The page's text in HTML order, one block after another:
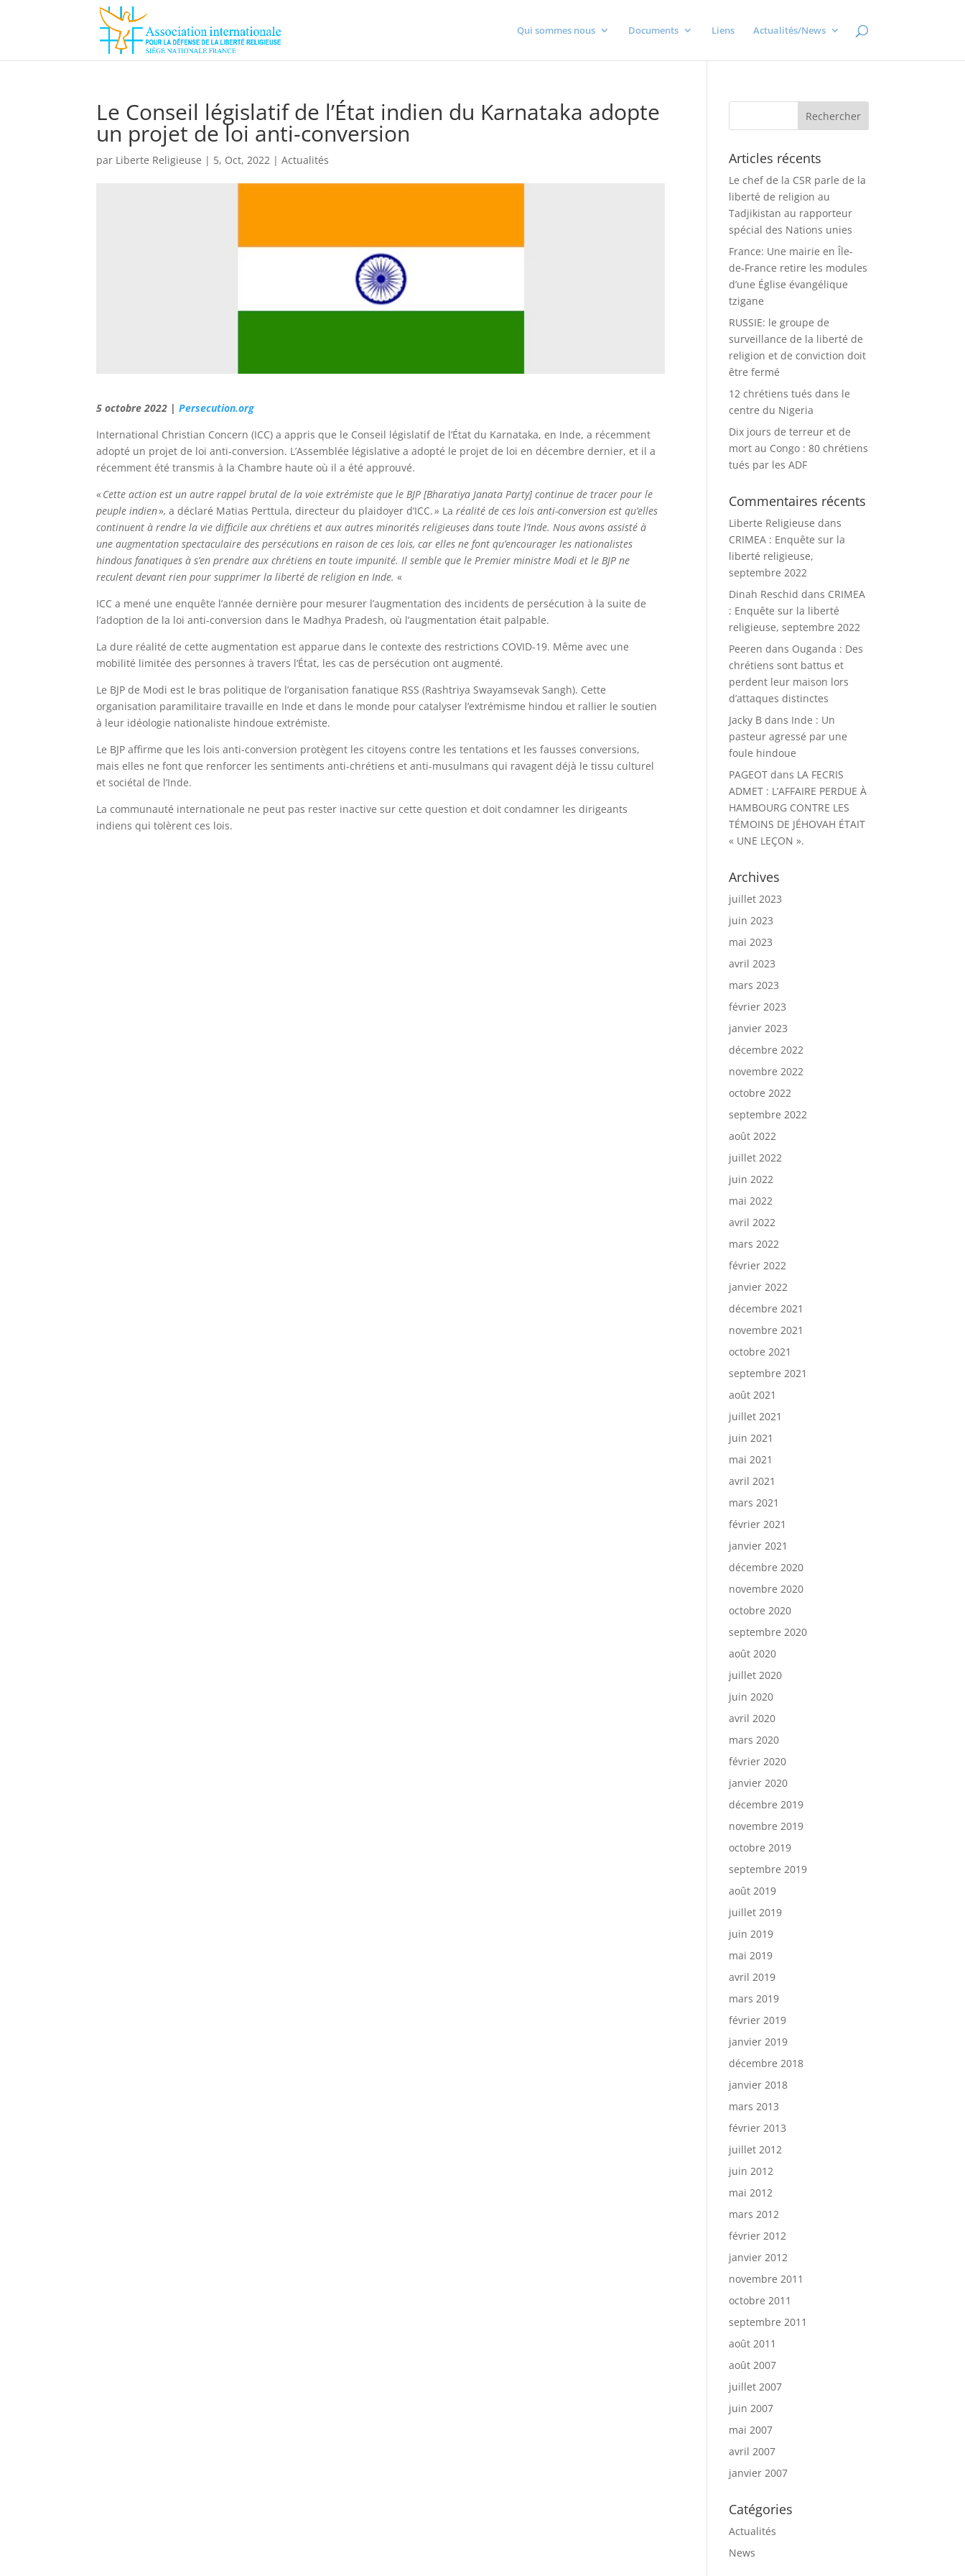
Qui sommes nous Documents Liens Actualités/News
Le Conseil législatif de l’État indien du Karnataka adopte
un projet de loi anti-conversion
par Liberte Religieuse | 5, Oct, 2022 |Actualités
5 octobre 2022 |Persecution.org
International Christian Concern (ICC) a appris que le Conseil législatif de l’État du Karnataka, en Inde, a récemment
adopté un projet de loi anti-conversion. L’Assemblée législative a adopté le projet de loi en décembre dernier, et il a
récemment été transmis à la Chambre haute où il a été approuvé.
«Cette action est un autre rappel brutal de la voie extrémiste que le BJP [Bharatiya Janata Party] continue de tracer pour le
peuple indien», a déclaré Matias Perttula, directeur du plaidoyer d’ICC.» La réalité de ces lois anti-conversion est qu’elles
continuent à rendre la vie difficile aux chrétiens et aux autres minorités religieuses dans toute l’Inde. Nous avons assisté à
une augmentation spectaculaire des persécutions en raison de ces lois, car elles ne font qu’encourager les nationalistes
hindous fanatiques à s’en prendre aux chrétiens en toute impunité. Il semble que le Premier ministre Modi et le BJP ne
reculent devant rien pour supprimer la liberté de religion en Inde. «
ICC a mené une enquête l’année dernière pour mesurer l’augmentation des incidents de persécution à la suite de
l’adoption de la loi anti-conversion dans le Madhya Pradesh, où l’augmentation était palpable.
La dure réalité de cette augmentation est apparue dans le contexte des restrictions COVID-19. Même avec une
mobilité limitée des personnes à travers l’État, les cas de persécution ont augmenté.
Le BJP de Modi est le bras politique de l’organisation fanatique RSS (Rashtriya Swayamsevak Sangh). Cette
organisation paramilitaire travaille en Inde et dans le monde pour catalyser l’extrémisme hindou et rallier le soutien
à leur idéologie nationaliste hindoue extrémiste.
Le BJP affirme que les lois anti-conversion protègent les citoyens contre les tentations et les fausses conversions,
mais elles ne font que renforcer les sentiments anti-chrétiens et anti-musulmans qui ravagent déjà le tissu culturel
et sociétal de l’Inde.
La communauté internationale ne peut pas rester inactive sur cette question et doit condamner les dirigeants
indiens qui tolèrent ces lois.
Articles récents
Le chef de la CSR parle de la
liberté de religion au
Tadjikistan au rapporteur
spécial des Nations unies
France: Une mairie en Île-
de-France retire les modules
d’une Église évangélique
tzigane
RUSSIE: le groupe de
surveillance de la liberté de
religion et de conviction doit
être fermé
12 chrétiens tués dans le
centre du Nigeria
Dix jours de terreur et de
mort au Congo : 80 chrétiens
tués par les ADF
Commentaires récents
Liberte Religieuse dans
CRIMEA : Enquête sur la
liberté religieuse,
septembre 2022
Dinah Reschid dans CRIMEA
: Enquête sur la liberté
religieuse, septembre 2022
Peeren dans Ouganda : Des
chrétiens sont battus et
perdent leur maison lors
d’attaques distinctes
Jacky B dans Inde : Un
pasteur agressé par une
foule hindoue
PAGEOT dans LA FECRIS
ADMET : L’AFFAIRE PERDUE À
HAMBOURG CONTRE LES
TÉMOINS DE JÉHOVAH ÉTAIT
« UNE LEÇON ».
Archives
juillet 2023
juin 2023
mai 2023
avril 2023
mars 2023
février 2023
janvier 2023
décembre 2022
novembre 2022
octobre 2022
septembre 2022
août 2022
juillet 2022
juin 2022
mai 2022
avril 2022
mars 2022
février 2022
janvier 2022
décembre 2021
novembre 2021
octobre 2021
septembre 2021
août 2021
juillet 2021
juin 2021
mai 2021
avril 2021
mars 2021
février 2021
janvier 2021
décembre 2020
novembre 2020
octobre 2020
septembre 2020
août 2020
juillet 2020
juin 2020
avril 2020
mars 2020
février 2020
janvier 2020
décembre 2019
novembre 2019
octobre 2019
septembre 2019
août 2019
juillet 2019
juin 2019
mai 2019
avril 2019
mars 2019
février 2019
janvier 2019
décembre 2018
janvier 2018
mars 2013
février 2013
juillet 2012
juin 2012
mai 2012
mars 2012
février 2012
janvier 2012
novembre 2011
octobre 2011
septembre 2011
août 2011
août 2007
juillet 2007
juin 2007
mai 2007
avril 2007
janvier 2007
Catégories
Actualités
News